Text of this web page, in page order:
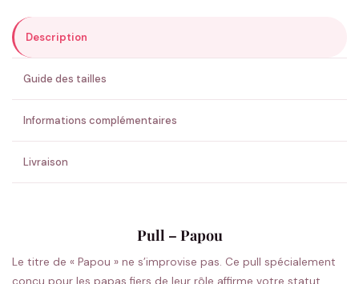
ENVOYER MA DEMANDE ✨
💚 Retour sous 24-48h🇫🇷 Flocage en France✅ Validation avant fabrication
Description
Guide des tailles
Informations complémentaires
Livraison
Pull – Papou
Le titre de « Papou » ne s’improvise pas. Ce pull spécialement
conçu pour les papas fiers de leur rôle affirme votre statut